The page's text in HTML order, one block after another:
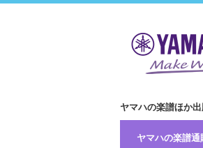
ヤマハの楽譜ほか
ヤマハの楽譜通